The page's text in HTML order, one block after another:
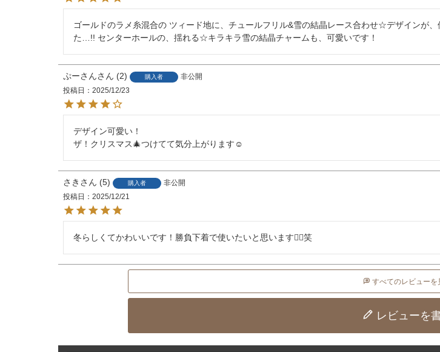
ゴールドのラメ糸混合の ツィード地に、チュールフリル&雪の結晶レース合わせ☆デザインが
た…!! センターホールの、揺れる☆キラキラ雪の結晶チャームも、可愛いです！
ぷーさん 2 購入者
非公開
投稿日
2025/12/23
デザイン可愛い！
ザ！クリスマス🎄つけてて気分上がります☺️
さき 5 購入者
非公開
投稿日
2025/12/21
冬らしくてかわいいです！勝負下着で使いたいと思います❤️‍🔥笑
すべてのレビューを
レビューを